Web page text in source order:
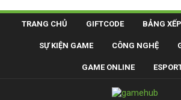
TRANG CHỦ GIFTCODE BẢNG
SỰ KIỆN GAME CÔNG NGHỆ
GAME ONLINE